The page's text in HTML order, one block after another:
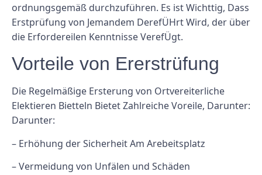
ordnungsgemäß durchzuführen. Es ist Wichttig, Dass
Erstprüfung von Jemandem DerefÜHrt Wird, der über
die Erfordereilen Kenntnisse VerefÜgt.
Vorteile von Ererstrüfung
Die Regelmäßige Ersterung von Ortvereiterliche
Elektieren Bietteln Bietet Zahlreiche Voreile, Darunter:
Darunter:
– Erhöhung der Sicherheit Am Arebeitsplatz
– Vermeidung von Unfälen und Schäden